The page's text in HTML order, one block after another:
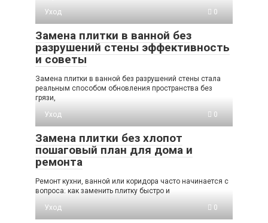
Уход
0
Замена плитки в ванной без
разрушений стены эффективность
и советы
Замена плитки в ванной без разрушений стены стала
реальным способом обновления пространства без
грязи,
Уход
0
Замена плитки без хлопот
пошаговый план для дома и
ремонта
Ремонт кухни, ванной или коридора часто начинается с
вопроса: как заменить плитку быстро и
Уход
0